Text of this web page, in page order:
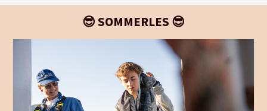
😎 SOMMERLES 😎